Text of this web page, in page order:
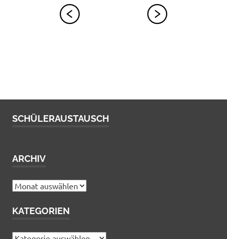
SCHÜLERAUSTAUSCH
ARCHIV
Archiv
KATEGORIEN